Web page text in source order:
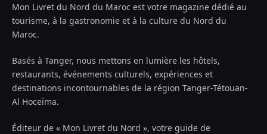
Mon Livret du Nord du Maroc est votre magazine dédié au
tourisme, à la gastronomie et à la culture du Nord du
Maroc.
Basés à Tanger, nous mettons en lumière les hôtels,
restaurants, événements culturels, expériences et
destinations incontournables de la région Tanger-Tétouan-
Al Hoceïma.
Éditeur de « Mon Livret du Nord », votre guide de